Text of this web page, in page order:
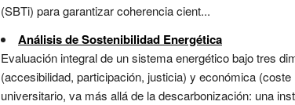
(SBTi) para garantizar coherencia cient...
Análisis de Sostenibilidad Energética
Evaluación integral de un sistema energético bajo tres
(accesibilidad, participación, justicia) y económica
universitario, va más allá de la descarbonización: una